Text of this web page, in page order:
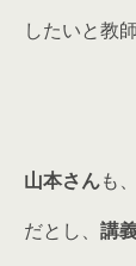
したいと教
山本さんも、
だとし、 講